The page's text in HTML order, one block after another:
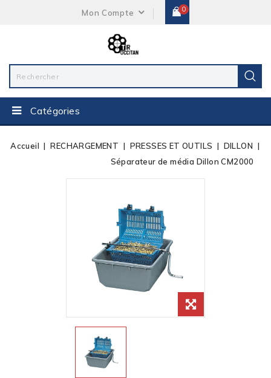
Mon Compte 0
Catégories
Accueil RECHARGEMENT PRESSES ET OUTILS
DILLON
Séparateur de média Dillon CM2000